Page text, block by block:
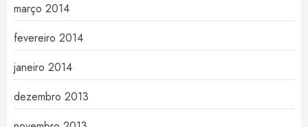
março 2014
fevereiro 2014
janeiro 2014
dezembro 2013